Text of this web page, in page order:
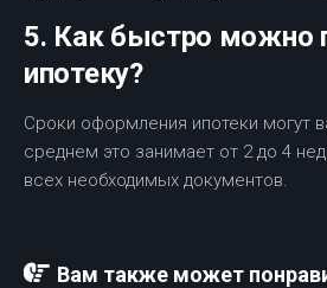
5. Как быстро можно
ипотеку?
Сроки оформления ипотеки могут
среднем это занимает от 2 до 4
всех необходимых документов.
Вам также может